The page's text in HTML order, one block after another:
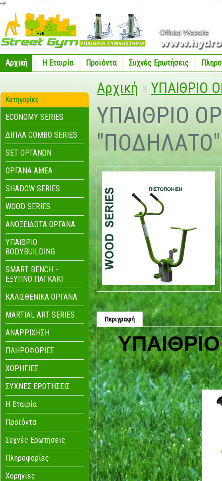
-->
Αρχική Η Eταιρία Προϊόντα Συχνές Ερωτήσεις
Κατηγορίες
ECONOMY SERIES
ΔΙΠΛΑ COMBO SERIES
SET ΟΡΓΑΝΩΝ
ΟΡΓΑΝΑ ΑΜΕΑ
SHADOW SERIES
WOOD SERIES
ΑΝΟΞΕΙΔΩΤΑ ΟΡΓΑΝΑ
ΥΠΑΙΘΡΙΟ
BODYBUILDING
SMART BENCH -
ΕΞΥΠΝΟ ΠΑΓΚΑΚΙ
ΚΑΛΙΣΘΕΝΙΚΑ ΟΡΓΑΝΑ
MARTIAL ART SERIES
ΑΝΑΡΡΙΧΗΣΗ
ΠΛΗΡΟΦΟΡΙΕΣ
ΧΟΡΗΓΙΕΣ
ΣΥΧΝΕΣ ΕΡΩΤΗΣΕΙΣ
Η Eταιρία
Προϊόντα
Συχνές Ερωτήσεις
Πληροφορίες
Χορηγίες
Αρχική » ΥΠΑΙΘΡΙΟ
ΥΠΑΙΘΡΙΟ
"ΠΟΔΗΛΑΤΟ"
Περιγραφή